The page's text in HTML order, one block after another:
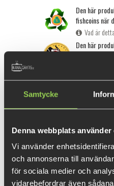
Samtycke
Denna webbplats använder
Vi använder
och annonserna till
för sociala medier och
vidarebefordrar även
Den här
fishcoins när
Vad är
Den här
nu!
INFORMATION
Rasmusson, mannen bakom
och en stor paddel som
lunkande gång som har
gädda. Under sitt första år på